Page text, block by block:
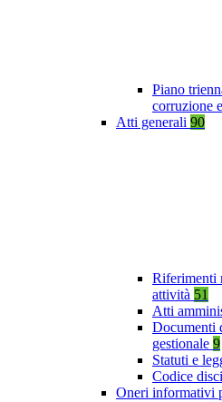
Piano
corruzione
Atti generali 90
Riferimenti
attività 51
Atti
Documenti
gestionale 9
Statuti e
Codice
Oneri informativi